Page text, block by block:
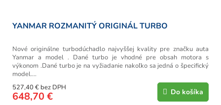
YANMAR ROZMANITÝ ORIGINÁL TURBO
527,40 € bez DPH
648,70 € Do košíka
Nové originálne turbodúchadlo najvyššej kvality pre značku auta
Yanmar a model . Dané turbo je vhodné pre obsah motora s
výkonom .Dané turbo je na vyžiadanie nakoľko sa jedná o špecifický
model....